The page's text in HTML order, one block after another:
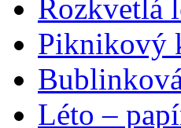
Rozkvetlá
Piknikový
Léto –